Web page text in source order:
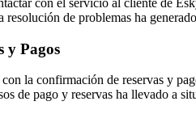
con el servicio al cliente de
de problemas ha
y Pagos
la confirmación de reservas y
de pago y reservas ha llevado a